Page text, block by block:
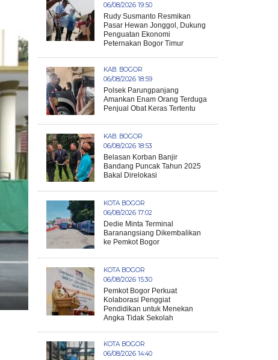
06/08/2026 19:50
Rudy Susmanto Resmikan
Pasar Hewan Jonggol, Dukung
Penguatan Ekonomi
Peternakan Bogor Timur
KAB. BOGOR
06/08/2026 18:59
Polsek Parungpanjang
Amankan Enam Orang Terduga
Penjual Obat Keras Tertentu
KAB. BOGOR
06/08/2026 18:53
Belasan Korban Banjir
Bandang Puncak Tahun 2025
Bakal Direlokasi
KOTA BOGOR
06/08/2026 17:02
Dedie Minta Terminal
Baranangsiang Dikembalikan
ke Pemkot Bogor
KOTA BOGOR
06/08/2026 15:30
Pemkot Bogor Perkuat
Kolaborasi Penggiat
Pendidikan untuk Menekan
Angka Tidak Sekolah
KOTA BOGOR
06/08/2026 14:40